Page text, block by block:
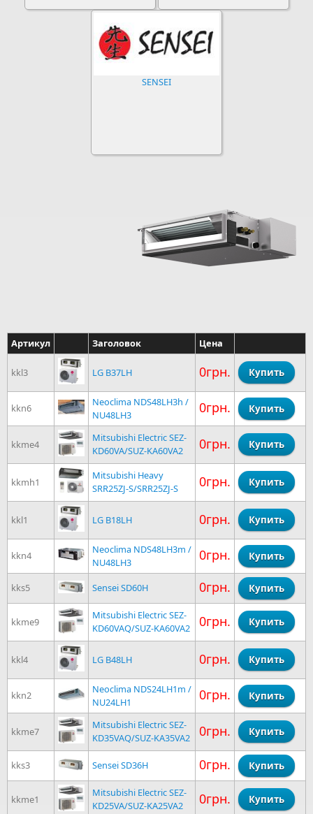
SENSEI
Артикул Заголовок Цена
kkl3 LG B37LH 0грн.
kkn6
Neoclima NDS48LH3h /
NU48LH3
0грн.
kkme4
Mitsubishi Electric SEZ-
KD60VA/SUZ-KA60VA2
0грн.
kkmh1
Mitsubishi Heavy
SRR25ZJ-S/SRR25ZJ-S
0грн.
kkl1 LG B18LH 0грн.
kkn4
Neoclima NDS48LH3m /
NU48LH3
0грн.
kks5 Sensei SD60H 0грн.
kkme9
Mitsubishi Electric SEZ-
KD60VAQ/SUZ-KA60VA2
0грн.
kkl4 LG B48LH 0грн.
kkn2
Neoclima NDS24LH1m /
NU24LH1
0грн.
kkme7
Mitsubishi Electric SEZ-
KD35VAQ/SUZ-KA35VA2
0грн.
kks3 Sensei SD36H 0грн.
kkme1
Mitsubishi Electric SEZ-
KD25VA/SUZ-KA25VA2
0грн.